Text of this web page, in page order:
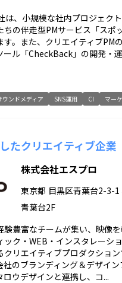
は、小規模な社内プロジェク
の伴走型PMサービス「スポッ
す。また、クリエイティブPM
ール「CheckBack」の開発・
ウンドメディア SNS運用 CI マー
たクリエイティブ企業
株式会社エスプロ
東京都 目黒区青葉台2-3-1
青葉台2F
験豊富なチームが集い、映像
ック・WEB・インスタレーシ
クリエイティブプロダクション
社のブランディング＆デザイン
ロウデザインと連携し、コ...